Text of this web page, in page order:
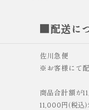
■配送に
佐川急便
※お客様にて
商品合計額が
11,000円(税込